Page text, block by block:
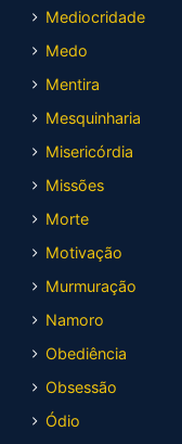
Mediocridade
Medo
Mentira
Mesquinharia
Misericórdia
Missões
Morte
Motivação
Murmuração
Namoro
Obediência
Obsessão
Ódio